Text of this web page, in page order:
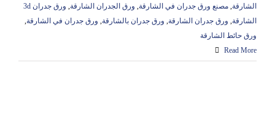
الشارقة, مصنع ورق جدران في الشارقة, ورق الجدران الشارقة,
ورق جدران 3d
الشارقة, ورق جدران الشارقة, ورق جدران بالشارقة, ورق جدران في الشارقة,
ورق حائط الشارقة
Read More